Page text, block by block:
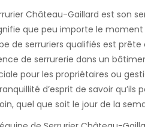
Château-Gaillard est son
que peu importe le
de serruriers qualifiés est prête
de serrurerie dans un
pour les propriétaires ou
d’esprit de savoir qu’ils
quel que soit le jour de la